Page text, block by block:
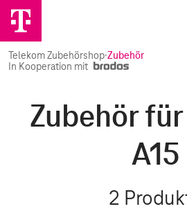
Telekom Zubehörshop·Zubehör
In Kooperation mit
Zubehör
A15
2